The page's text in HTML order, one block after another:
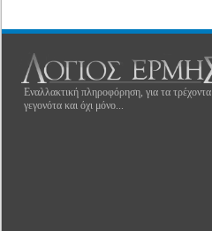
Εναλλακτική πληροφόρηση, για τα τρέχοντα
γεγονότα και όχι μόνο...